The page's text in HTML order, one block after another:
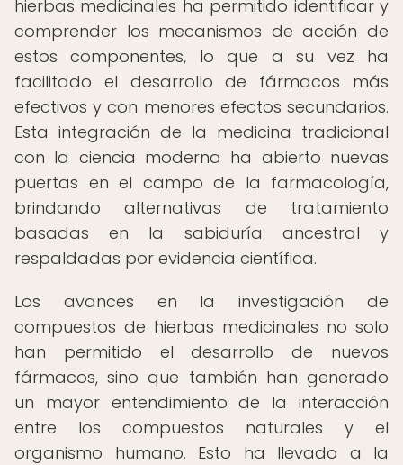
hierbas medicinales ha permitido identificar y
comprender los mecanismos de acción de
estos componentes, lo que a su vez ha
facilitado el desarrollo de fármacos más
efectivos y con menores efectos secundarios.
Esta integración de la medicina tradicional
con la ciencia moderna ha abierto nuevas
puertas en el campo de la farmacología,
brindando alternativas de tratamiento
basadas en la sabiduría ancestral y
respaldadas por evidencia científica.
Los avances en la investigación de
compuestos de hierbas medicinales no solo
han permitido el desarrollo de nuevos
fármacos, sino que también han generado
un mayor entendimiento de la interacción
entre los compuestos naturales y el
organismo humano. Esto ha llevado a la